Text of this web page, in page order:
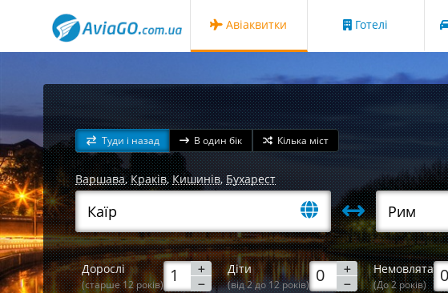
Авіаквитки Готелі
Туди і назад В один бік Кілька міст
Варшава,Краків,Кишинів,Бухарест
Дорослі
(старше 12 років)
Діти
(від 2 до 12 років)
Немовлята
(До 2 років)